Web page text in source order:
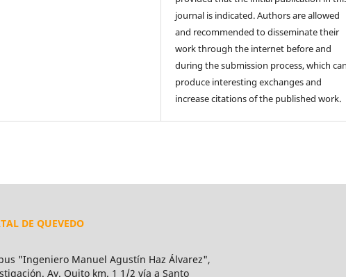
journal is indicated. Authors are allowed
and recommended to disseminate their
work through the internet before and
during the submission process, which can
produce interesting exchanges and
increase citations of the published work.
DE QUEVEDO
"Ingeniero Manuel Agustín Haz Álvarez",
Av. Quito km. 1 1/2 vía a Santo